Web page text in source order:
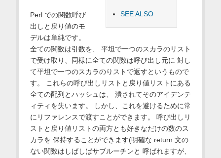
SEE ALSO
Perl での関数呼び
出しと戻り値のモ
デルは単純です。
全ての関数は引数を、 平坦で一つのスカラのリスト
で受け取り、同様に全ての関数は呼び出し元に 対し
て平坦で一つのスカラのりストで返すというもので
す。 これらの呼び出しリストと戻り値リストにある
全ての配列とハッシュは、 潰されてそのアイデンテ
ィティを失います。 しかし、これを避けるために常
にリファレンスで渡すことができます。 呼び出しリ
ストと戻り値リストの両方とも好きなだけの数のス
カラを 保持することができます(明確な return 文の
ない関数はしばしばサブルーチンと 呼ばれますが、